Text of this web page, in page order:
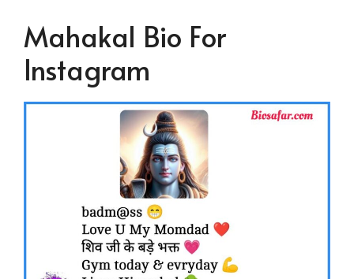
Mahakal Bio For
Instagram